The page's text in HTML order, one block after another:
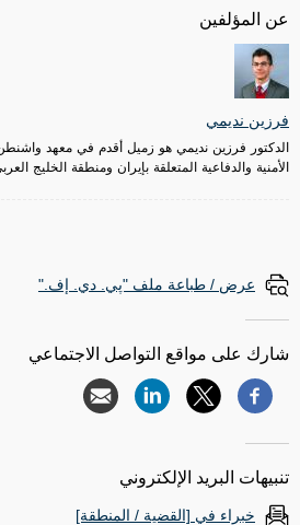
عن المؤلفين
فرزين نديمي
الدكتور فرزين نديمي هو زميل أقدم في معهد
الأمنية والدفاعية المتعلقة بإيران ومنطقة الخليج
عرض / طباعة ملف "پي. دي. إف."
شارك على مواقع التواصل الاجتماعي
تنبيهات البريد الإلكتروني
خبراء في [القضية / المنطقة]